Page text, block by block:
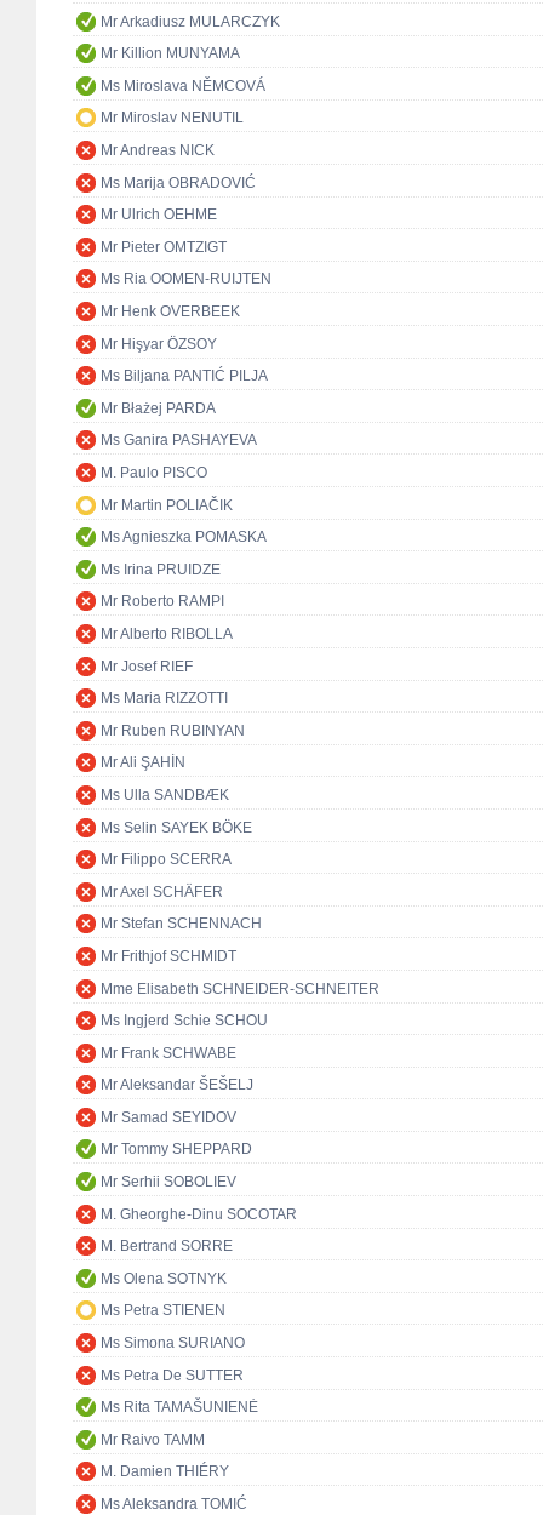
Mr Arkadiusz MULARCZYK
Mr Killion MUNYAMA
Ms Miroslava NĚMCOVÁ
Mr Miroslav NENUTIL
Mr Andreas NICK
Ms Marija OBRADOVIĆ
Mr Ulrich OEHME
Mr Pieter OMTZIGT
Ms Ria OOMEN-RUIJTEN
Mr Henk OVERBEEK
Mr Hişyar ÖZSOY
Ms Biljana PANTIĆ PILJA
Mr Błażej PARDA
Ms Ganira PASHAYEVA
M. Paulo PISCO
Mr Martin POLIAČIK
Ms Agnieszka POMASKA
Ms Irina PRUIDZE
Mr Roberto RAMPI
Mr Alberto RIBOLLA
Mr Josef RIEF
Ms Maria RIZZOTTI
Mr Ruben RUBINYAN
Mr Ali ŞAHİN
Ms Ulla SANDBÆK
Ms Selin SAYEK BÖKE
Mr Filippo SCERRA
Mr Axel SCHÄFER
Mr Stefan SCHENNACH
Mr Frithjof SCHMIDT
Mme Elisabeth SCHNEIDER-SCHNEITER
Ms Ingjerd Schie SCHOU
Mr Frank SCHWABE
Mr Aleksandar ŠEŠELJ
Mr Samad SEYIDOV
Mr Tommy SHEPPARD
Mr Serhii SOBOLIEV
M. Gheorghe-Dinu SOCOTAR
M. Bertrand SORRE
Ms Olena SOTNYK
Ms Petra STIENEN
Ms Simona SURIANO
Ms Petra De SUTTER
Ms Rita TAMAŠUNIENĖ
Mr Raivo TAMM
M. Damien THIÉRY
Ms Aleksandra TOMIĆ